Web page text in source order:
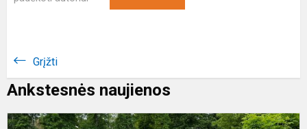
Grįžti
Ankstesnės naujienos